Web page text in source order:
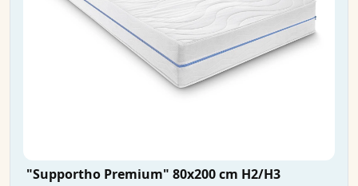
"Supportho Premium" 80x200 cm H2/H3